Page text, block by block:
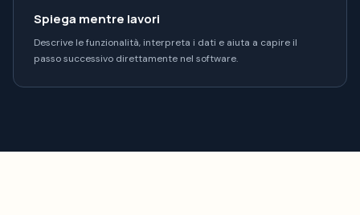
Spiega mentre lavori
Descrive le funzionalità, interpreta i dati e aiuta a capire il
passo successivo direttamente nel software.